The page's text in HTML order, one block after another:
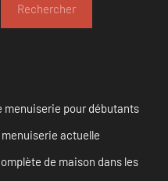
Rechercher
pour débutants
actuelle
de maison dans les